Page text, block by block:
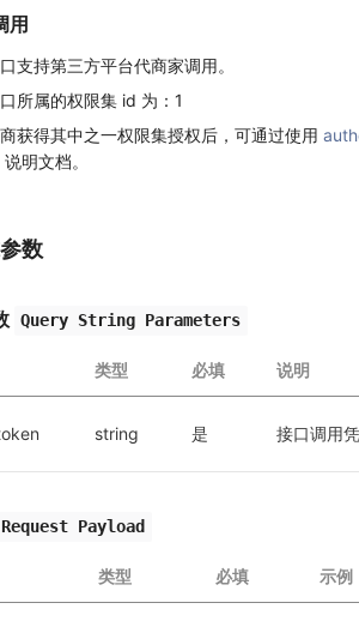
用
支持第三方平台代商家调用。
所属的权限集 id 为：1
获得其中之一权限集授权后，可通过使用
说明文档。
数
Query String Parameters
类型 必填 说明
string 是 接口调用
Request Payload
类型 必填 示例